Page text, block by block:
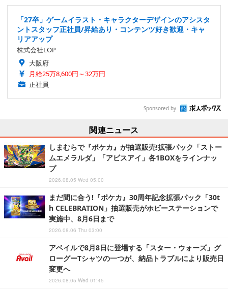
「27卒」ゲームイラスト・キャラクターデザインのアシスタ
ントスタッフ正社員/昇給あり・コンテンツ好き歓迎・キャ
リアアップ
株式会社LOP
大阪府
月給25万8,600円～32万円
正社員
Sponsored by
関連ニュース
しまむらで『ポケカ』が抽選販売!拡張パック「ストー
ムエメラルダ」「アビスアイ」各1BOXをラインナッ
プ
2026.08.05 Wed 05:00
まだ間に合う!『ポケカ』30周年記念拡張パック「30t
h CELEBRATION」抽選販売がホビーステーションで
実施中、8月6日まで
2026.08.06 Thu 03:00
アベイルで8月8日に登場する「スター・ウォーズ」グ
ローグーTシャツの一つが、納品トラブルにより販売日
変更へ
2026.08.05 Wed 01:45